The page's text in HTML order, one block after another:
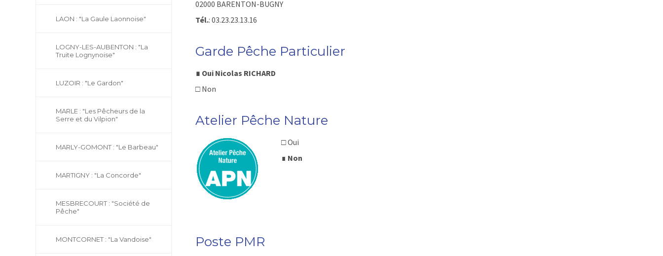
LAON : "La Gaule Laonnoise"
LOGNY-LES-AUBENTON : "La
Truite Lognynoise"
LUZOIR : "Le Gardon"
MARLE : "Les Pêcheurs de la
Serre et du Vilpion"
MARLY-GOMONT : "Le Barbeau"
MARTIGNY : "La Concorde"
MESBRECOURT : "Société de
Pêche"
MONTCORNET : "La Vandoise"
02000 BARENTON-BUGNY
Tél.: 03.23.23.13.16
Garde Pêche Particulier
∎ Oui Nicolas RICHARD
□ Non
Atelier Pêche Nature
□ Oui
∎ Non
Poste PMR